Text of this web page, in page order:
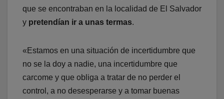
que se encontraban en la localidad de El Salvador
y pretendían ir a unas termas.
«Estamos en una situación de incertidumbre que
no se la doy a nadie, una incertidumbre que
carcome y que obliga a tratar de no perder el
control, a no desesperarse y a tomar buenas